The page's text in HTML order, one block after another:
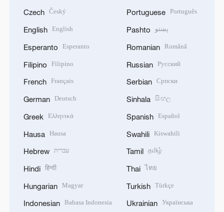
Czech Český
English English
Esperanto Esperanto
Filipino Filipino
French Français
German Deutsch
Greek Ελληνικά
Hausa Hausa
Hebrew עברית
Hindi हिन्दी
Hungarian Magyar
Indonesian Bahasa Indonesia
Portuguese Português
Pashto پښتو
Romanian Română
Russian Русский
Serbian Српски
Sinhala සිංහල
Spanish Español
Swahili Kiswahili
Tamil தமிழ்
Thai ไทย
Turkish Türkçe
Ukrainian Українська